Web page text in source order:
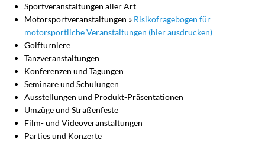
Sportveranstaltungen aller Art
Motorsportveranstaltungen » Risikofragebogen für
motorsportliche Veranstaltungen (hier ausdrucken)
Golfturniere
Tanzveranstaltungen
Konferenzen und Tagungen
Seminare und Schulungen
Ausstellungen und Produkt-Präsentationen
Umzüge und Straßenfeste
Film- und Videoveranstaltungen
Parties und Konzerte